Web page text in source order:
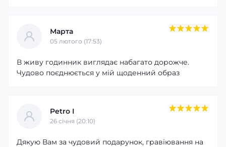
Марта
05 лютого (17:53)
В живу годинник виглядає набагато дорожче.
Чудово поєднюється у мій щоденний образ
Petro I
26 cічня (20:10)
Дякую Вам за чудовий подарунок, гравіювання на